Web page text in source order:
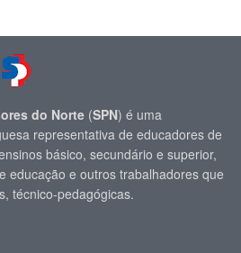
do Norte (SPN) é uma
representativa de educadores de
básico, secundário e superior,
educação e outros trabalhadores que
técnico-pedagógicas.